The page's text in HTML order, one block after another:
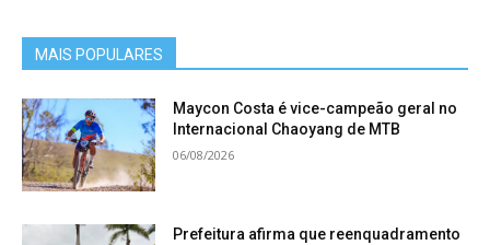
MAIS POPULARES
Maycon Costa é vice-campeão geral no
Internacional Chaoyang de MTB
06/08/2026
Prefeitura afirma que reenquadramento